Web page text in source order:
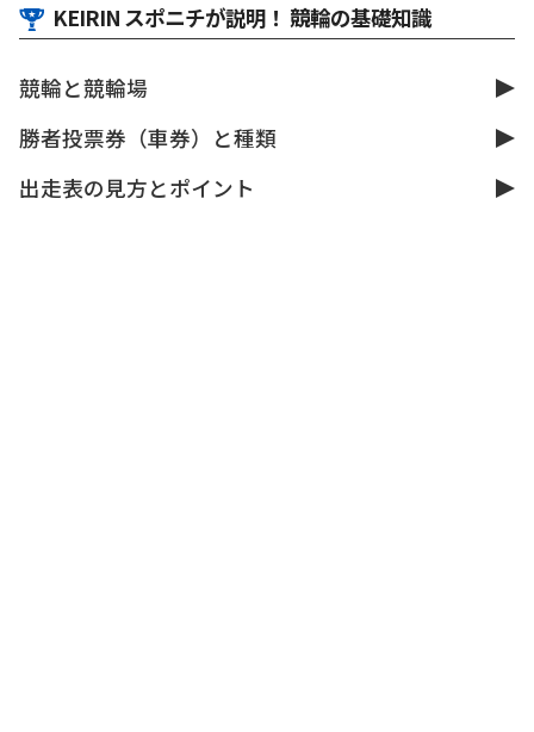
KEIRIN スポニチが説明！ 競輪の基礎知識
競輪と競輪場
勝者投票券（車券）と種類
出走表の見方とポイント